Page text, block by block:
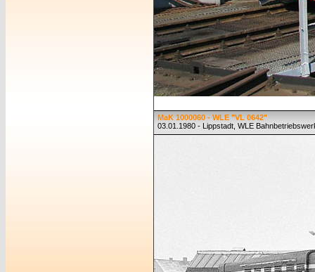
MaK 1000060 - WLE "VL 0642"
03.01.1980 - Lippstadt, WLE